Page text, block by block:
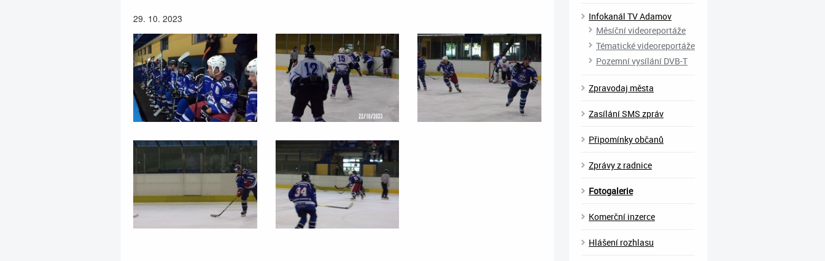
29. 10. 2023
Infokanál TV Adamov
Měsíční videoreportáže
Tématické videoreportáže
Pozemní vysílání DVB-T
Zpravodaj města
Zasílání SMS zpráv
Připomínky občanů
Zprávy z radnice
Fotogalerie
Komerční inzerce
Hlášení rozhlasu